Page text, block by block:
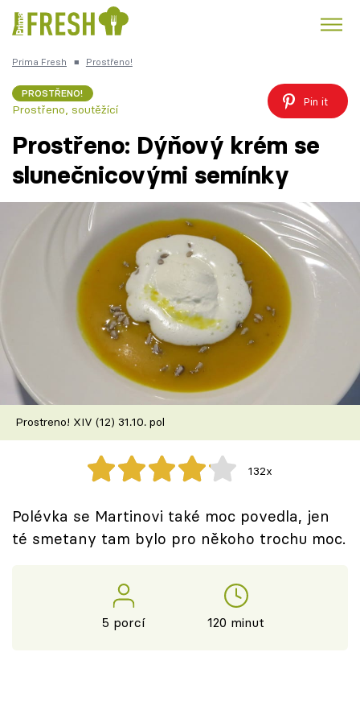
Česká kuchyně
Témata
TV Program
Škola vaření
Recepty z TV
Speciál: Cuketa
Sledujte prima+
Prima Fresh ■ Prostřeno!
PROSTŘENO!
Prostřeno, soutěžící
Pin it
Prostřeno: Dýňový krém se
slunečnicovými semínky
Prostreno! XIV (12) 31.10. pol
132x
Polévka se Martinovi také moc povedla, jen
té smetany tam bylo pro někoho trochu moc.
5 porcí 120 minut